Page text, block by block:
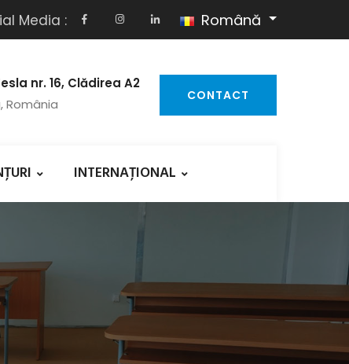
Română
Media :
CONTACT
nr. 16, Clădirea A2
România
INTERNAȚIONAL